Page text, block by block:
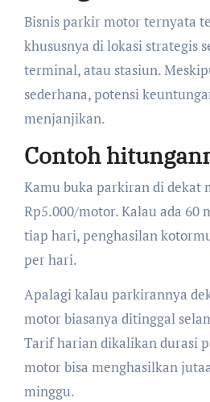
Bisnis parkir motor ternyata
khususnya di lokasi strategis
terminal, atau stasiun.
sederhana, potensi
menjanjikan.
Contoh
Kamu buka parkiran di dekat
Rp5.000/motor. Kalau ada 60
tiap hari, penghasilan
per hari.
Apalagi kalau parkirannya
motor biasanya ditinggal
Tarif harian dikalikan durasi
motor bisa menghasilkan
minggu.